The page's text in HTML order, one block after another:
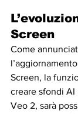
Screen
Come
Screen, la
creare sfondi AI
Veo 2, sarà